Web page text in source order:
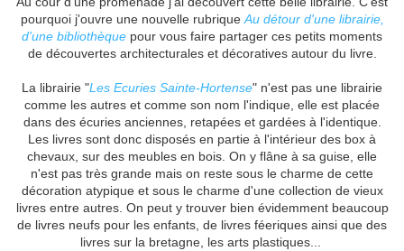
pourquoi j'ouvre une nouvelle rubrique Au détour d'une librairie,
d'une bibliothèque pour vous faire partager ces petits moments
de découvertes architecturales et décoratives autour du livre.
La librairie "Les Ecuries Sainte-Hortense" n'est pas une librairie
comme les autres et comme son nom l'indique, elle est placée
dans des écuries anciennes, retapées et gardées à l'identique.
Les livres sont donc disposés en partie à l'intérieur des box à
chevaux, sur des meubles en bois. On y flâne à sa guise, elle
n'est pas très grande mais on reste sous le charme de cette
décoration atypique et sous le charme d'une collection de vieux
livres entre autres. On peut y trouver bien évidemment beaucoup
de livres neufs pour les enfants, de livres féeriques ainsi que des
livres sur la bretagne, les arts plastiques...